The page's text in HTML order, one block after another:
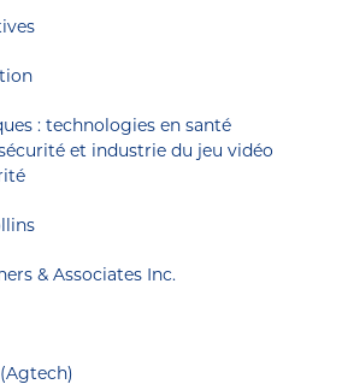
: technologies en santé
et industrie du jeu vidéo
& Associates Inc.